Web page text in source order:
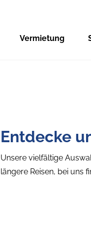
Vermietung
Entdecke
Unsere vielfältige
längere Reisen, bei uns